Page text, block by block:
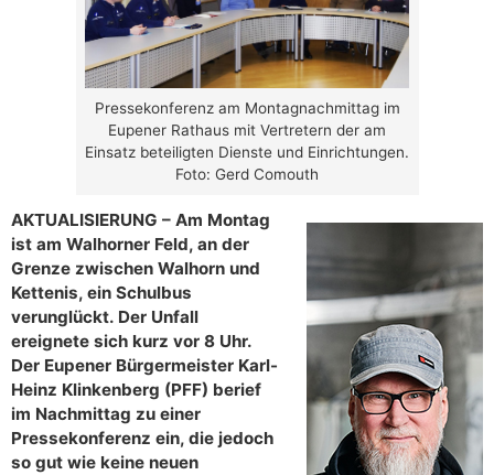
Pressekonferenz am Montagnachmittag im
Eupener Rathaus mit Vertretern der am
Einsatz beteiligten Dienste und Einrichtungen.
Foto: Gerd Comouth
AKTUALISIERUNG – Am Montag
ist am Walhorner Feld, an der
Grenze zwischen Walhorn und
Kettenis, ein Schulbus
verunglückt. Der Unfall
ereignete sich kurz vor 8 Uhr.
Der Eupener Bürgermeister Karl-
Heinz Klinkenberg (PFF) berief
im Nachmittag zu einer
Pressekonferenz ein, die jedoch
so gut wie keine neuen